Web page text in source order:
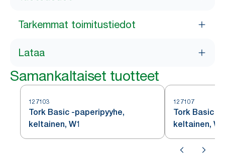
Tarkemmat toimitustiedot
Lataa
Samankaltaiset tuotteet
127103
Tork Basic -paperipyyhe,
keltainen, W1
127107
Tork Basic -
keltainen, W1